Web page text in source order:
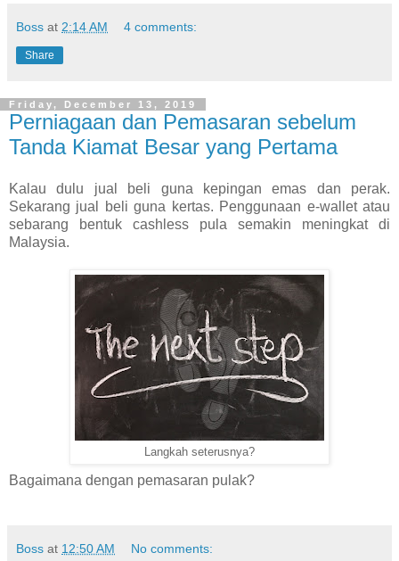
Boss at 2:14 AM 4 comments:
Share
Friday, December 13, 2019
Perniagaan dan Pemasaran sebelum
Tanda Kiamat Besar yang Pertama
Kalau dulu jual beli guna kepingan emas dan perak.
Sekarang jual beli guna kertas. Penggunaan e-wallet atau
sebarang bentuk cashless pula semakin meningkat di
Malaysia.
Langkah seterusnya?
Bagaimana dengan pemasaran pulak?
Boss at 12:50 AM No comments: